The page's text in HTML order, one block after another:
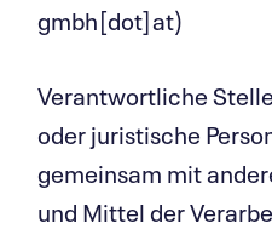
gmbh[dot]at)
Verantwortliche
oder juristische
gemeinsam mit
und Mittel der